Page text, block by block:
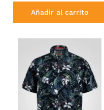
Añadir al carrito